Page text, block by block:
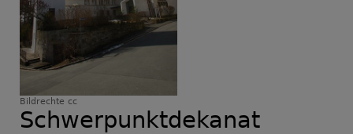
Bildrechte cc
Schwerpunktdekanat